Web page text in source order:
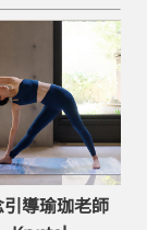
導瑜珈老師